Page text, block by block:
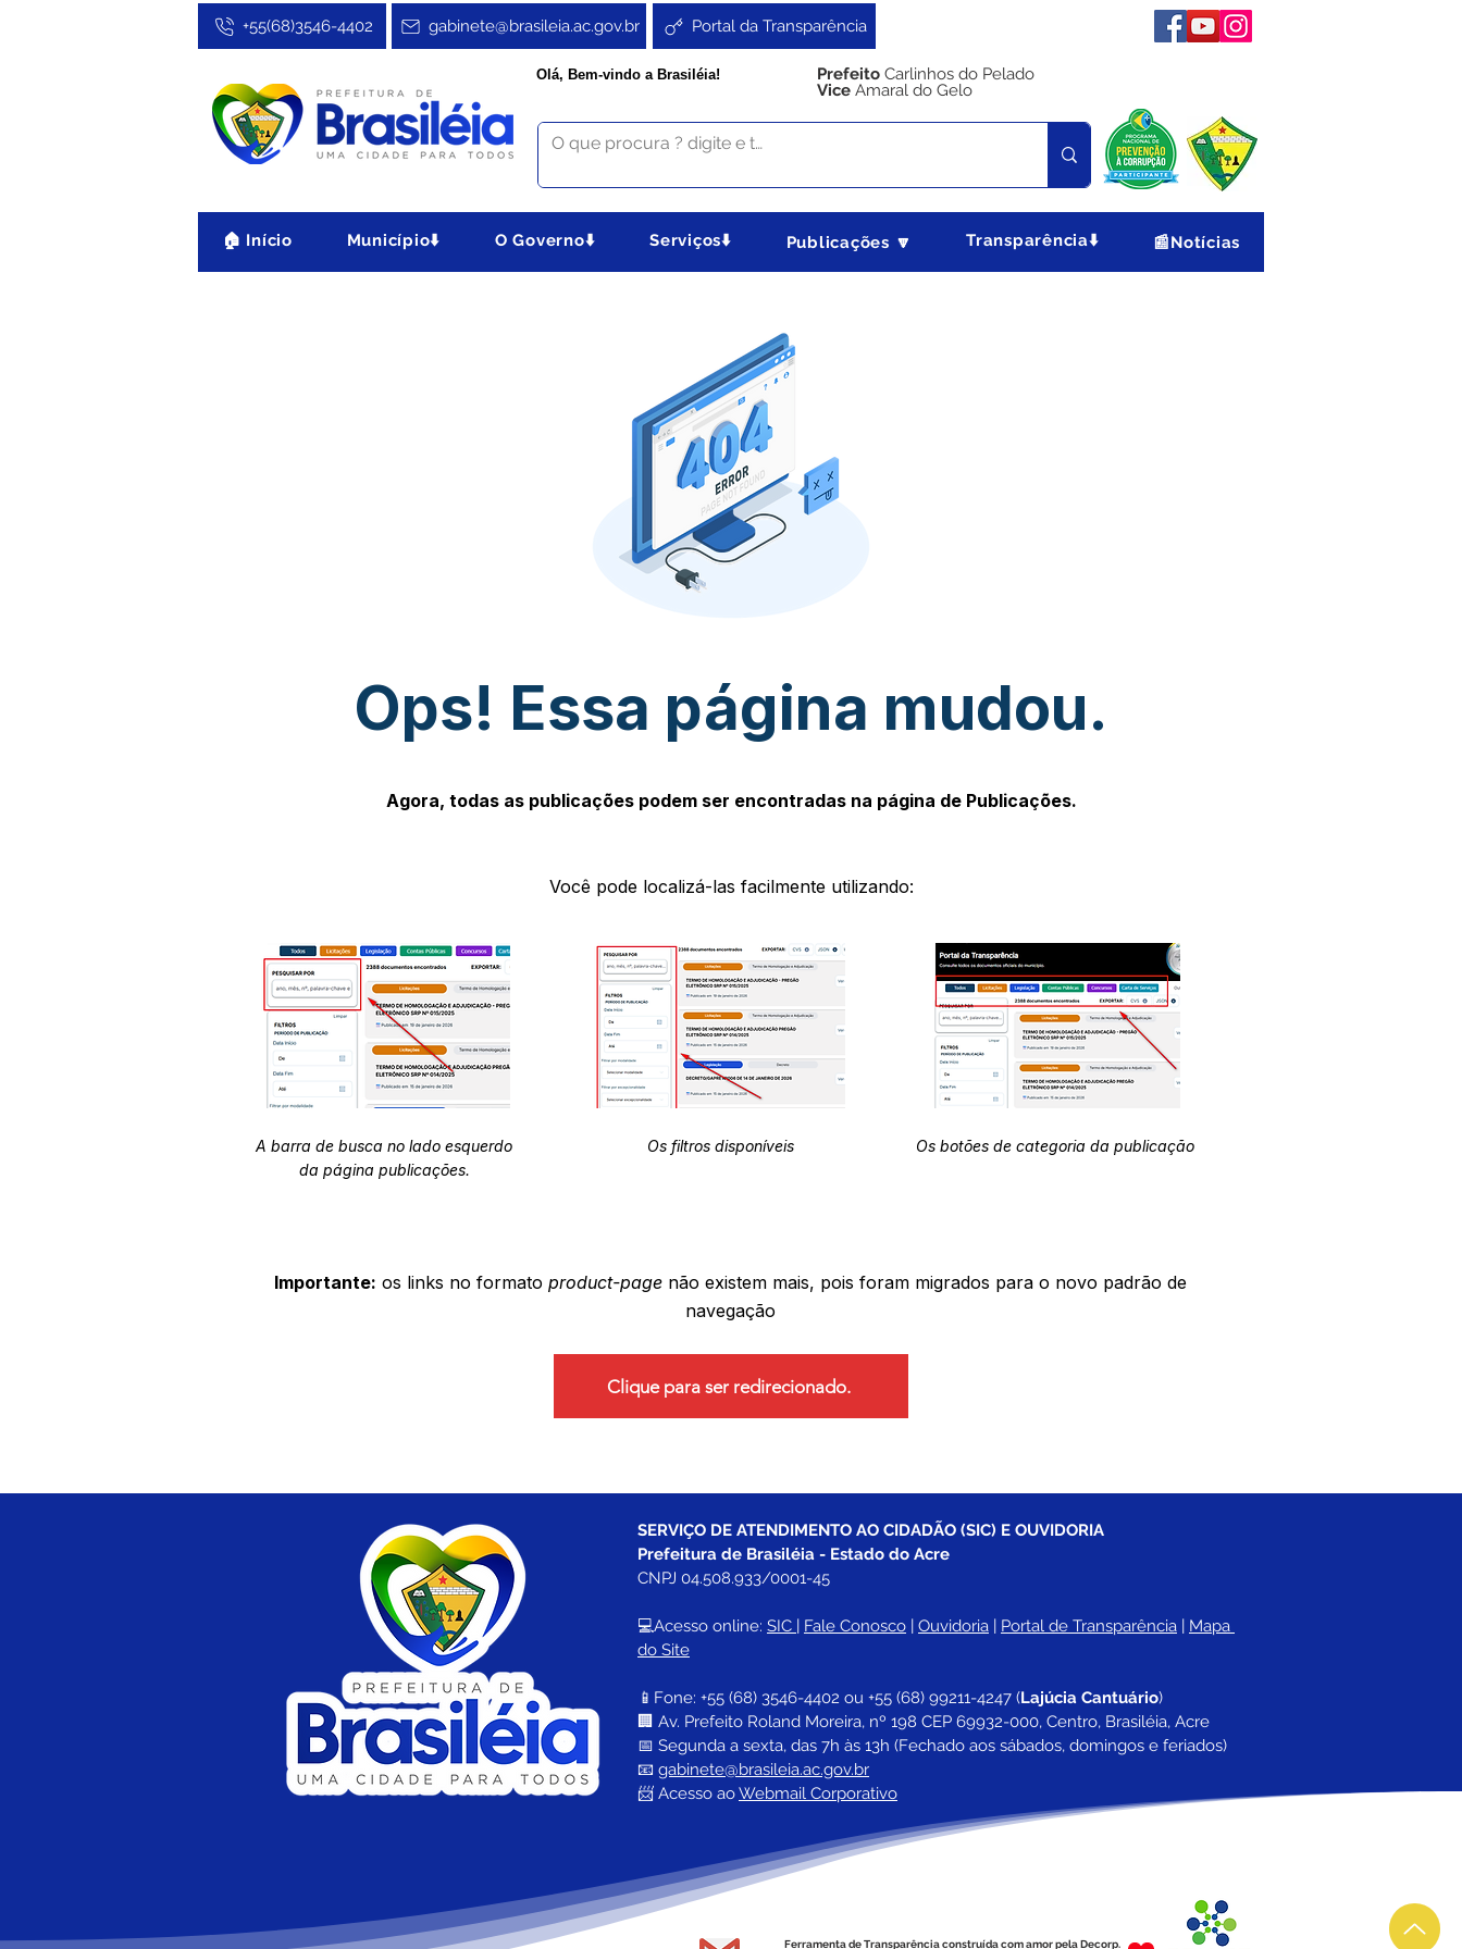
Portal da Transparência
gabinete@brasileia.ac.gov.br
+55(68)3546-4402
Olá, Bem-vindo a Brasiléia! Prefeito Carlinhos do Pelado
Vice Amaral do Gelo
🏠 Início Município⬇️ O Governo⬇️ Serviços⬇️ Publicações 🔽 Transparência⬇️ 📰Notícias
Ops! Essa página mudou.
Agora, todas as publicações podem ser encontradas na página de Publicações.
Você pode localizá-las facilmente utilizando:
A barra de busca no lado esquerdo
da página publicações.
Os filtros disponíveis Os botões de categoria da publicação
Importante: os links no formato product-page não existem mais, pois foram migrados para o novo padrão de
navegação
Clique para ser redirecionado.
SERVIÇO DE ATENDIMENTO AO CIDADÃO (SIC) E OUVIDORIA
Prefeitura de Brasiléia - Estado do Acre
CNPJ 04.508.933/0001-45
💻Acesso online: SIC | Fale Conosco | Ouvidoria | Portal de Transparência | Mapa
do Site
📱Fone: +55 (68) 3546-4402 ou +55 (68) 99211-4247 (Lajúcia Cantuário)
🏢 Av. Prefeito Roland Moreira, nº 198 CEP 69932-000, Centro, Brasiléia, Acre
📅 Segunda a sexta, das 7h às 13h (Fechado aos sábados, domingos e feriados)
📧 gabinete@brasileia.ac.gov.br
📨 Acesso ao Webmail Corporativo
Ferramenta de Transparência construída com amor pela Decorp.